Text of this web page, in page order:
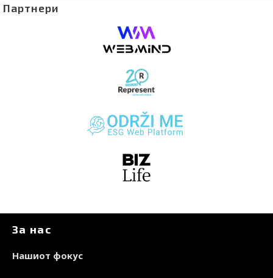
Партнери
За нас
Нашиот фокус